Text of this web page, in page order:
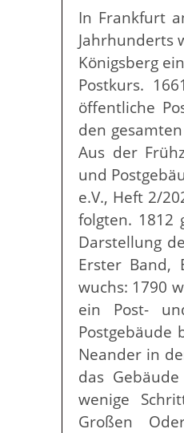
In Frankfurt
Jahrhunderts
Königsberg
Postkurs.
öffentliche
den
Aus der
und
e.V., Heft 2/
folgten. 1812
Darstellung
Erster Band,
wuchs: 1790
ein Post-
Postgebäude
Neander in
das
wenige
Großen